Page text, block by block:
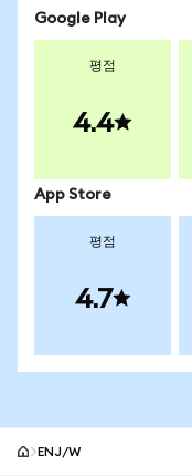
Google Play
평점
4.4
App Store
평점
4.7
ENJ/W